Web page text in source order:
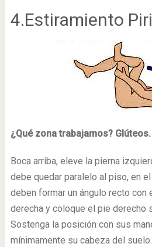
4.Estiramiento
¿Qué zona trabajamos? Glúteos.
Boca arriba, eleve la pierna
debe quedar paralelo al piso, en
deben formar un ángulo recto con
derecha y coloque el pie derecho
Sostenga la posición con sus
mínimamente su cabeza del